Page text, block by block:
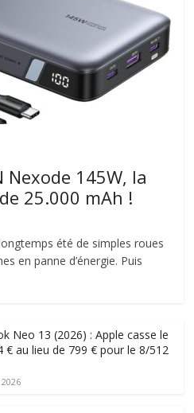
Nexode 145W, la
25.000 mAh !
été de simples roues
en panne d’énergie. Puis
Neo 13 (2026) : Apple casse le
€ au lieu de 799 € pour le 8/512